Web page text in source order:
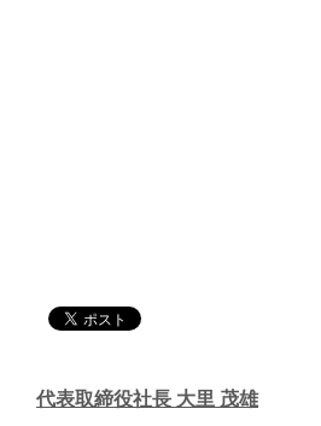
代表取締役社長 大里 茂雄